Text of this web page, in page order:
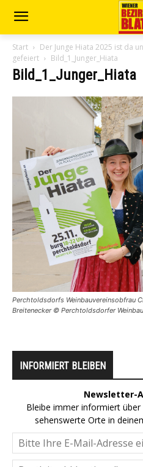
Start
Der Junge Hiata 2025 ist da
gefeiert
Bild_1_Junger_Hiata
Bild_1_Junger_Hiata
Perchtoldsdorfs Weinbauvereinsobfrau
Breitenecker © Perchtoldsdorfer
INFORMIERT BLEIBEN
Newsletter-
Bleibe immer informiert über
sehenswerte Orte in